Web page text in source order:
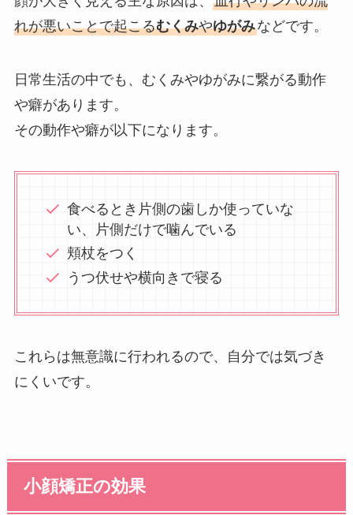
れが悪いことで起こるむくみやゆがみなどです。
日常生活の中でも、むくみやゆがみに繋がる動作
や癖があります。
その動作や癖が以下になります。
食べるとき片側の歯しか使っていな
い、片側だけで噛んでいる
頬杖をつく
うつ伏せや横向きで寝る
これらは無意識に行われるので、自分では気づき
にくいです。
小顔矯正の効果